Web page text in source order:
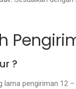
?
pengiriman 12